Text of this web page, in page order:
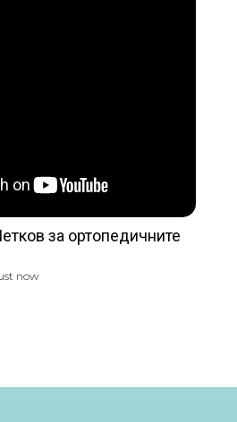
за ортопедичните
now